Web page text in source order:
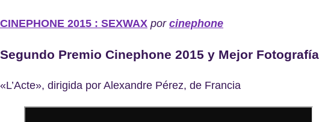
CINEPHONE 2015 : SEXWAX por cinephone
Segundo Premio Cinephone 2015 y Mejor Fotografía
«L’Acte», dirigida por Alexandre Pérez, de Francia